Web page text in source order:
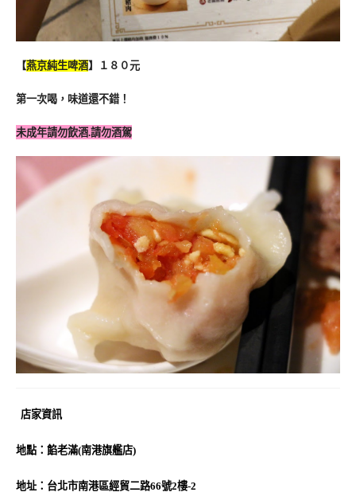
【燕京純生啤酒】１８０元
第一次喝，味道還不錯！
未成年請勿飲酒.請勿酒駕
店家資訊
地點：餡老滿(南港旗艦店)
地址：台北市南港區經貿二路66號2樓-2